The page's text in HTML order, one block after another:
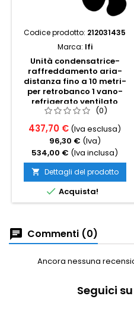
Codice prodotto: 212031435
Marca: Ifi
Unità condensatrice-
raffreddamento aria-
distanza fino a 10 metri-
per retrobanco 1 vano-
refrigerato ventilato
(0)
437,70 € (Iva esclusa)
96,30 € (Iva)
534,00 € (Iva inclusa)
 Dettagli del prodotto
 Acquista!
Commenti (0)
Ancora nessuna
Seguici